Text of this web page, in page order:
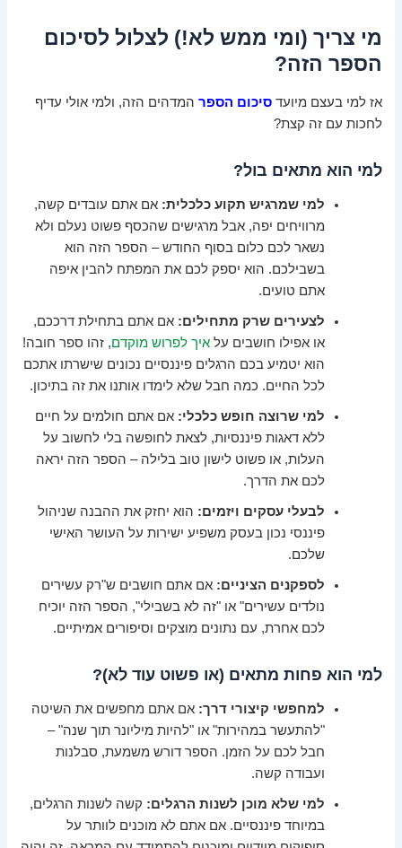
מי צריך (ומי ממש לא!) לצלול לסיכום
הספר הזה?
אז למי בעצם מיועדסיכום הספר המדהים הזה, ולמי אולי עדיף
לחכות עם זה קצת?
למי הוא מתאים בול?
למי שמרגיש תקוע כלכלית: אם אתם עובדים קשה,
מרוויחים יפה, אבל מרגישים שהכסף פשוט נעלם ולא
נשאר לכם כלום בסוף החודש – הספר הזה הוא
בשבילכם. הוא יספק לכם את המפתח להבין איפה
אתם טועים.
לצעירים שרק מתחילים: אם אתם בתחילת דרככם,
או אפילו חושבים עלאיך לפרוש מוקדם, זהו ספר חובה!
הוא יטמיע בכם הרגלים פיננסיים נכונים שישרתו אתכם
לכל החיים. כמה חבל שלא לימדו אותנו את זה בתיכון.
למי שרוצה חופש כלכלי: אם אתם חולמים על חיים
ללא דאגות פיננסיות, לצאת לחופשה בלי לחשוב על
העלות, או פשוט לישון טוב בלילה – הספר הזה יראה
לכם את הדרך.
לבעלי עסקים ויזמים: הוא יחזק את ההבנה שניהול
פיננסי נכון בעסק משפיע ישירות על העושר האישי
שלכם.
לספקנים הציניים: אם אתם חושבים ש"רק עשירים
נולדים עשירים" או "זה לא בשבילי", הספר הזה יוכיח
לכם אחרת, עם נתונים מוצקים וסיפורים אמיתיים.
למי הוא פחות מתאים (או פשוט עוד לא)?
למחפשי קיצורי דרך: אם אתם מחפשים את השיטה
"להתעשר במהירות" או "להיות מיליונר תוך שנה" –
חבל לכם על הזמן. הספר דורש משמעת, סבלנות
ועבודה קשה.
למי שלא מוכן לשנות הרגלים: קשה לשנות הרגלים,
במיוחד פיננסיים. אם אתם לא מוכנים לוותר על